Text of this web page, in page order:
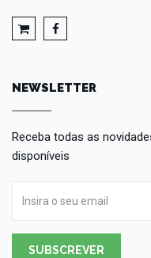
NEWSLETTER
Receba todas as
disponíveis
SUBSCREVER